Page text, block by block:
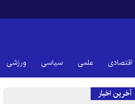
اقتصادی علمی سیاسی ورزشی
آخرین اخبار